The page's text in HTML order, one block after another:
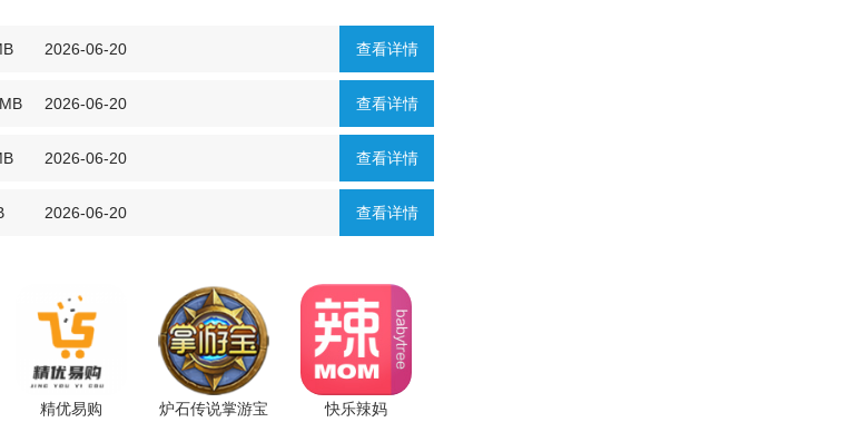
查看详情
2026-06-20
查看详情
2026-06-20
查看详情
2026-06-20
查看详情
2026-06-20
精优易购 炉石传说掌游宝 快乐辣妈